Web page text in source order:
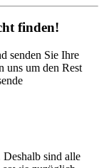
finden!
senden Sie Ihre
uns um den Rest
sind alle